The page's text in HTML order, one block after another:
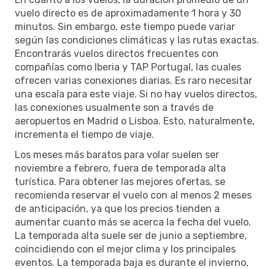
vuelo directo es de aproximadamente 1 hora y 30
minutos. Sin embargo, este tiempo puede variar
según las condiciones climáticas y las rutas exactas.
Encontrarás vuelos directos frecuentes con
compañías como Iberia y TAP Portugal, las cuales
ofrecen varias conexiones diarias. Es raro necesitar
una escala para este viaje. Si no hay vuelos directos,
las conexiones usualmente son a través de
aeropuertos en Madrid o Lisboa. Esto, naturalmente,
incrementa el tiempo de viaje.
Los meses más baratos para volar suelen ser
noviembre a febrero, fuera de temporada alta
turística. Para obtener las mejores ofertas, se
recomienda reservar el vuelo con al menos 2 meses
de anticipación, ya que los precios tienden a
aumentar cuanto más se acerca la fecha del vuelo.
La temporada alta suele ser de junio a septiembre,
coincidiendo con el mejor clima y los principales
eventos. La temporada baja es durante el invierno,